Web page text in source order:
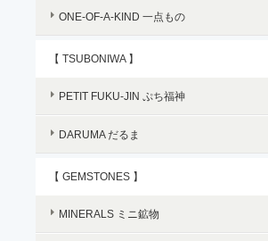
ONE-OF-A-KIND 一点もの
【 TSUBONIWA 】
PETIT FUKU-JIN ぷち福神
DARUMA だるま
【 GEMSTONES 】
MINERALS ミニ鉱物